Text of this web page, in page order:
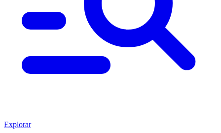
Explorar